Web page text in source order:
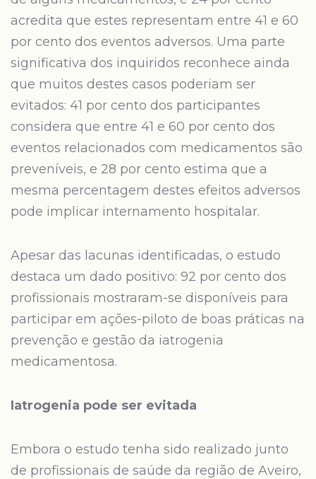
acredita que estes representam entre 41 e 60
por cento dos eventos adversos. Uma parte
significativa dos inquiridos reconhece ainda
que muitos destes casos poderiam ser
evitados: 41 por cento dos participantes
considera que entre 41 e 60 por cento dos
eventos relacionados com medicamentos são
preveníveis, e 28 por cento estima que a
mesma percentagem destes efeitos adversos
pode implicar internamento hospitalar.
Apesar das lacunas identificadas, o estudo
destaca um dado positivo: 92 por cento dos
profissionais mostraram-se disponíveis para
participar em ações-piloto de boas práticas na
prevenção e gestão da iatrogenia
medicamentosa.
Iatrogenia pode ser evitada
Embora o estudo tenha sido realizado junto
de profissionais de saúde da região de Aveiro,